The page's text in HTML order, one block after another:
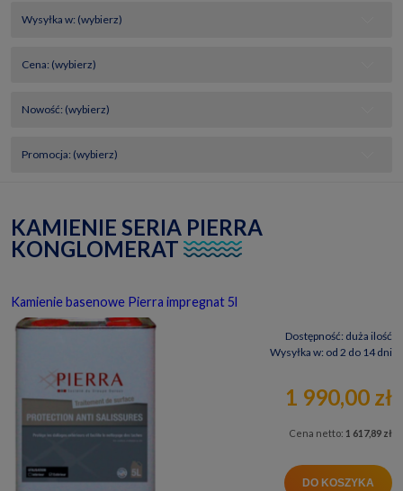
Wysyłka w: (wybierz)
Cena: (wybierz)
Nowość: (wybierz)
Promocja: (wybierz)
KAMIENIE SERIA PIERRA
KONGLOMERAT
Kamienie basenowe Pierra impregnat 5l
Dostępność: duża ilość
Wysyłka w: od 2 do 14 dni
1 990,00 zł
Cena netto: 1 617,89 zł
DO KOSZYKA